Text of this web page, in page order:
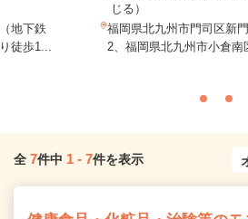
地下鉄
徒歩1...
じる）
福岡県北九州市門司区新
2、福岡県北九州市小倉南
全 7件中 1 - 7件を表示